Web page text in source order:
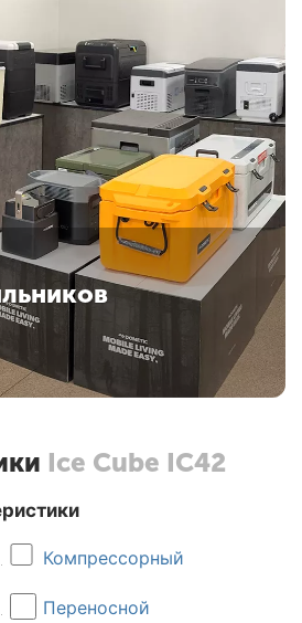
Ice Cube IC42
Компрессорный
Переносной